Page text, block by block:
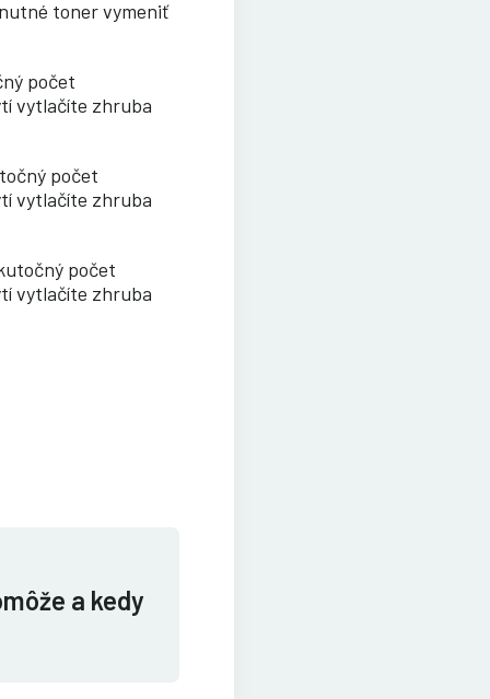
toner vymeniť
počet
vytlačíte zhruba
počet
vytlačíte zhruba
počet
vytlačíte zhruba
a kedy